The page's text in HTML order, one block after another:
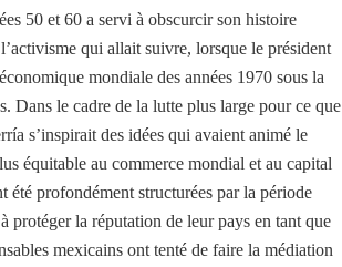
50 et 60 a servi à obscurcir son histoire
qui allait suivre, lorsque le président
mondiale des années 1970 sous la
Dans le cadre de la lutte plus large pour ce que
s’inspirait des idées qui avaient animé le
équitable au commerce mondial et au capital
été profondément structurées par la période
protéger la réputation de leur pays en tant que
mexicains ont tenté de faire la médiation